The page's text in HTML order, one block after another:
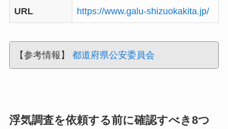
URL https://www.galu-shizuokakita.jp/
【参考情報】 都道府県公安委員会
浮気調査を依頼する前に確認すべき8つ